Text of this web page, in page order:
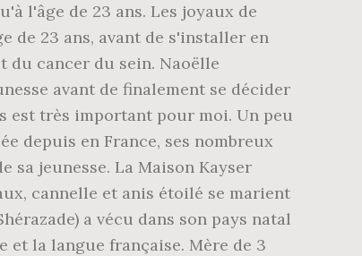
l'âge de 23 ans. Les joyaux de
de 23 ans, avant de s'installer en
du cancer du sein. Naoëlle
avant de finalement se décider
est très important pour moi. Un peu
depuis en France, ses nombreux
sa jeunesse. La Maison Kayser
cannelle et anis étoilé se marient
a vécu dans son pays natal
et la langue française. Mère de 3